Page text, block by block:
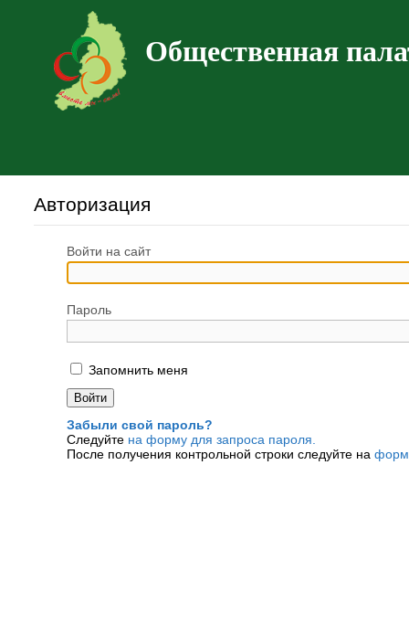
Общественная
Авторизация
Войти на сайт
Пароль
Запомнить меня
Забыли свой пароль?
Следуйте на форму для запроса пароля.
После получения контрольной строки следуйте на